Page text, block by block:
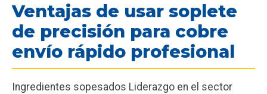
Ventajas de usar soplete
de precisión para cobre
envío rápido profesional
Ingredientes sopesados Liderazgo en el sector